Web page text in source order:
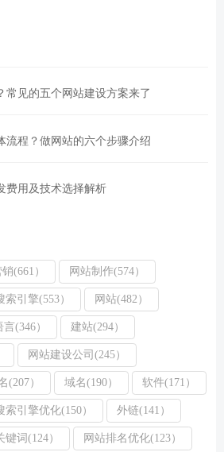
常见的五个网站建设方案来了
流程？做网站的六个步骤介绍
费用及技术选择解析
(661） 网站制作(574）
索引擎(553） 网站(482）
(346） 建站(294）
网站建设公司(245）
(207） 域名(190） 软件(171）
索引擎优化(150） 外链(141）
键词(124） 网站排名优化(123）